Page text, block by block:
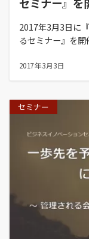
2017年3月3日に
るセミナー』を開
2017年3月3日
セミナー